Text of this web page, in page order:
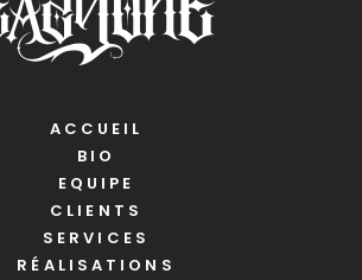
ACCUEIL
BIO
EQUIPE
CLIENTS
SERVICES
RÉALISATIONS